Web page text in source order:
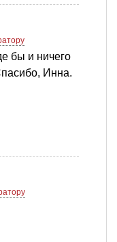
бы и ничего
Инна.